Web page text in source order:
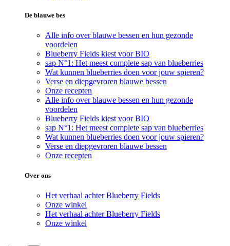
De blauwe bes
Alle info over blauwe bessen en hun gezonde
voordelen
Blueberry Fields kiest voor BIO
sap N°1: Het meest complete sap van blueberries
Wat kunnen blueberries doen voor jouw spieren?
Verse en diepgevroren blauwe bessen
Onze recepten
Alle info over blauwe bessen en hun gezonde
voordelen
Blueberry Fields kiest voor BIO
sap N°1: Het meest complete sap van blueberries
Wat kunnen blueberries doen voor jouw spieren?
Verse en diepgevroren blauwe bessen
Onze recepten
Over ons
Het verhaal achter Blueberry Fields
Onze winkel
Het verhaal achter Blueberry Fields
Onze winkel